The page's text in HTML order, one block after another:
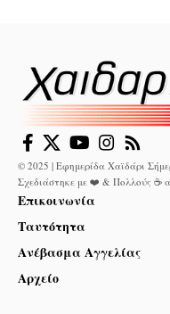
© 2025 | Εφημερίδα Χαϊδάρι
Σχεδιάστηκε με ❤️ & Πολλούς ☕
Επικοινωνία
Ταυτότητα
Ανέβασμα Αγγελίας
Αρχείο